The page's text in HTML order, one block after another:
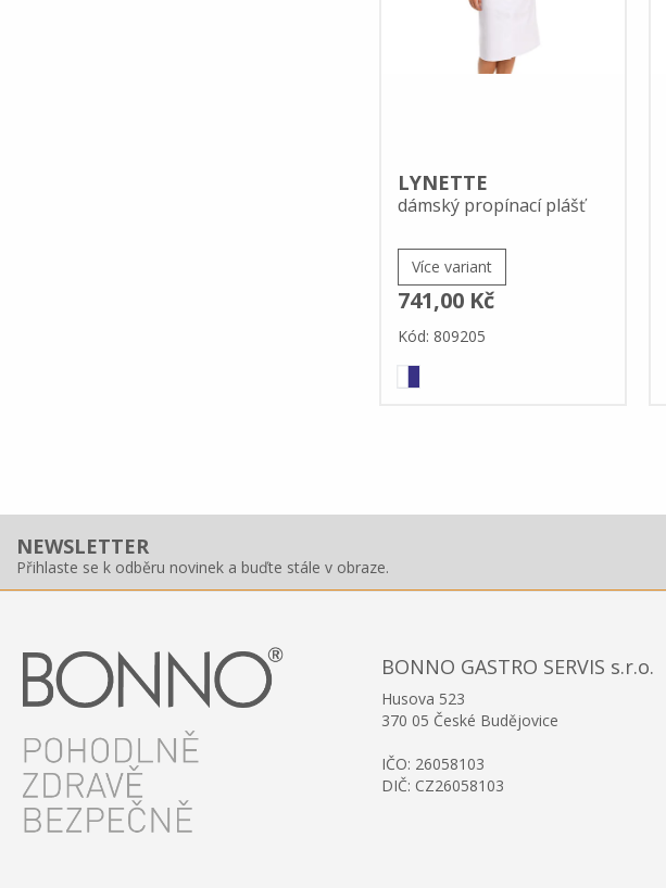
LYNETTE
dámský propínací plášť
Více variant
741,00 Kč
Kód: 809205
NEWSLETTER
Přihlaste se k odběru novinek a buďte stále v obraze.
BONNO GASTRO SERVIS s.r.o.
Husova 523
370 05 České Budějovice
IČO: 26058103
DIČ: CZ26058103